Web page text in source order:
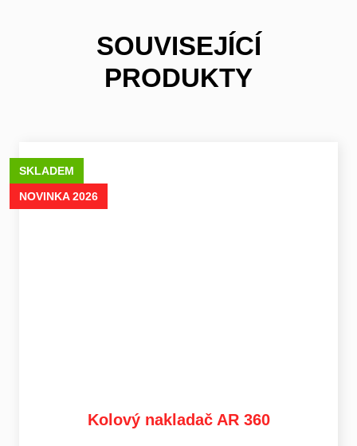
SOUVISEJÍCÍ
PRODUKTY
SKLADEM
NOVINKA 2026
Kolový nakladač AR 360